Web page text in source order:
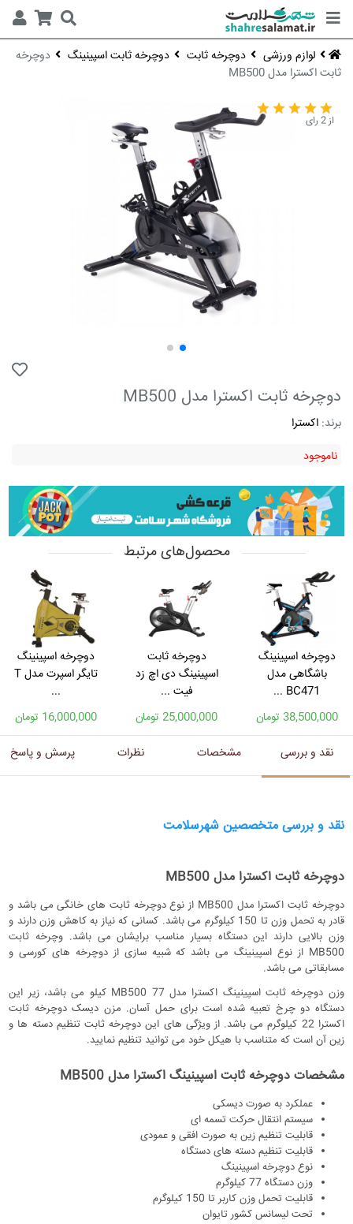
لوازم ورزشی دوچرخه ثابت دوچرخه ثابت اسپینینگ
دوچرخه
ثابت اکسترا مدل MB500
از 2 رای
دوچرخه ثابت اکسترا مدل MB500
برند: اکسترا
ناموجود
محصول‌های مرتبط
دوچرخه اسپینینگ
باشگاهی مدل
BC471 ...
38,500,000 تومان
دوچرخه ثابت
اسپینینگ دی اچ زد
فیت ...
25,000,000 تومان
دوچرخه اسپینینگ
تایگر اسپرت مدل T
...
16,000,000 تومان
نقد و بررسی مشخصات نظرات پرسش و پاسخ
نقد و بررسی متخصصین شهرسلامت
دوچرخه ثابت اکسترا مدل MB500
دوچرخه ثابت اکسترا مدل MB500 از نوع دوچرخه ثابت های خانگی می باشد و
قادر به تحمل وزن تا 150 کیلوگرم می باشد. کسانی که نیاز به کاهش وزن دارند و
وزن بالایی دارند این دستگاه بسیار مناسب برایشان می باشد. وچرخه ثابت
MB500 از نوع اسپینینگ می باشد که شبیه سازی از دوچرخه های کورسی و
مسابقاتی می باشد.
وزن دوچرخه ثابت اسپینینگ اکسترا مدل MB500 77 کیلو می باشد، زیر این
دستگاه دو چرخ تعبیه شده است برای حمل آسان. مزن دیسک دوچرخه ثابت
اکسترا 22 کیلوگرم می باشد. از ویژگی های این دوچرخه ثابت تنظیم دسته ها و
زین آن است که متناسب با هیکل خود می توانید تنظیم نمایید.
مشخصات دوچرخه ثابت اسپینینگ اکسترا مدل MB500
عملکرد به صورت دیسکی
سیستم انتقال حرکت تسمه ای
قابلیت تنظیم زین به صورت افقی و عمودی
قابلیت تنظیم دسته های دستگاه
نوع دوچرخه اسپینینگ
وزن دستگاه 77 کیلوگرم
قابلیت تحمل وزن کاربر تا 150 کیلوگرم
تحت لیسانس کشور تایوان